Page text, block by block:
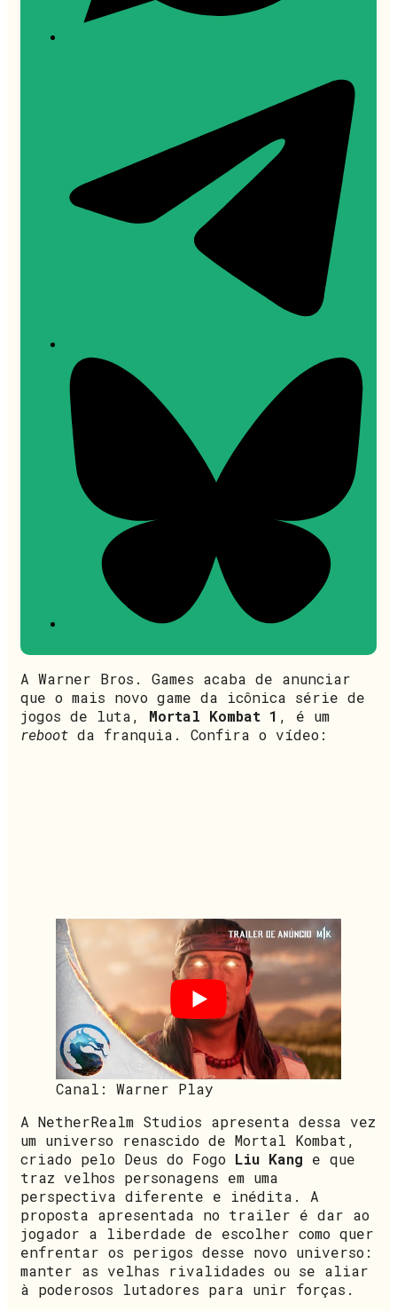
A Warner Bros. Games acaba de anunciar
que o mais novo game da icônica série de
jogos de luta, Mortal Kombat 1 , é um
reboot da franquia. Confira o vídeo:
Canal: Warner Play
A NetherRealm Studios apresenta dessa vez
um universo renascido de Mortal Kombat,
criado pelo Deus do Fogo Liu Kang e que
traz velhos personagens em uma
perspectiva diferente e inédita. A
proposta apresentada no trailer é dar ao
jogador a liberdade de escolher como quer
enfrentar os perigos desse novo universo:
manter as velhas rivalidades ou se aliar
à poderosos lutadores para unir forças.